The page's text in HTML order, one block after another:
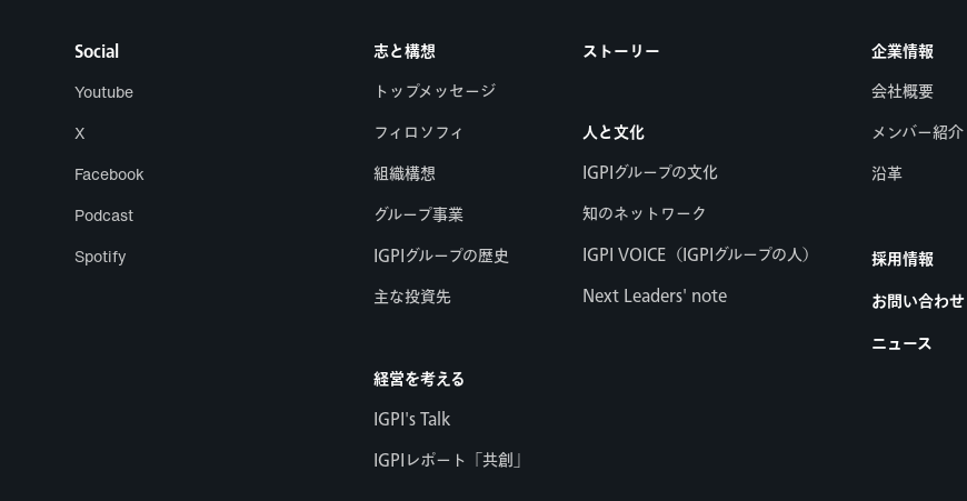
Social
Youtube
X
Facebook
Podcast
Spotify
志と構想
トップメッセージ
フィロソフィ
組織構想
グループ事業
IGPIグループの歴史
主な投資先
経営を考える
IGPI's Talk
IGPIレポート「共創」
ストーリー
人と文化
IGPIグループの文化
知のネットワーク
IGPI VOICE（IGPIグループの人）
Next Leaders' note
企業情報
会社概要
メンバー紹介
沿革
採用情報
お問い合わせ
ニュース